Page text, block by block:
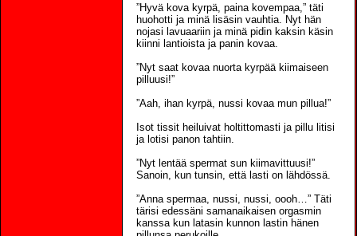
”Hyvä kova kyrpä, paina kovempaa,” täti
huohotti ja minä lisäsin vauhtia. Nyt hän
nojasi lavuaariin ja minä pidin kaksin käsin
kiinni lantioista ja panin kovaa.
”Nyt saat kovaa nuorta kyrpää kiimaiseen
pilluusi!”
”Aah, ihan kyrpä, nussi kovaa mun pillua!”
Isot tissit heiluivat holtittomasti ja pillu litisi
ja lotisi panon tahtiin.
”Nyt lentää spermat sun kiimavittuusi!”
Sanoin, kun tunsin, että lasti on lähdössä.
”Anna spermaa, nussi, nussi, oooh…” Täti
tärisi edessäni samanaikaisen orgasmin
kanssa kun latasin kunnon lastin hänen